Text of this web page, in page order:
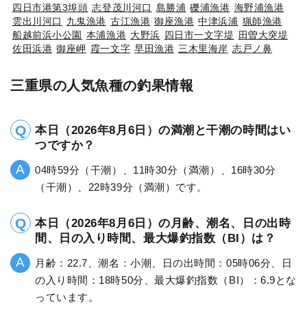
四日市港第3埠頭 志登茂川河口 島勝浦 礫浦漁港 海野浦漁港
雲出川河口
九鬼漁港 古江漁港 御座漁港 中津浜浦 猟師漁港
船越前浜小公園 本浦漁港 大野浜 四日市一文字堤 田曽大突堤
佐田浜港 御座岬 霞一文字 早田漁港 三木里海岸 志戸ノ鼻
三重県の人気魚種の釣果情報
本日（2026年8月6日）の満潮と干潮の時間はい
つですか？
04時59分（干潮）、11時30分（満潮）、16時30分
（干潮）、22時39分（満潮）です。
本日（2026年8月6日）の月齢、潮名、日の出時
間、日の入り時間、最大爆釣指数（BI）は？
月齢：22.7、潮名：小潮、日の出時間：05時06分、日
の入り時間：18時50分、最大爆釣指数（BI）：6.9とな
っています。